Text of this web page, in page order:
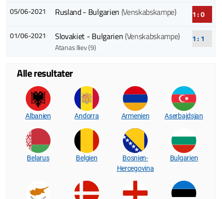
05/06-2021 Rusland - Bulgarien (Venskabskampe) 1 : 0
01/06-2021 Slovakiet - Bulgarien(Venskabskampe)
Atanas Iliev (9)
1 : 1
Alle resultater
Albanien Andorra Armenien Aserbajdsjan
Belarus Belgien
Bosnien-
Hercegovina
Bulgarien